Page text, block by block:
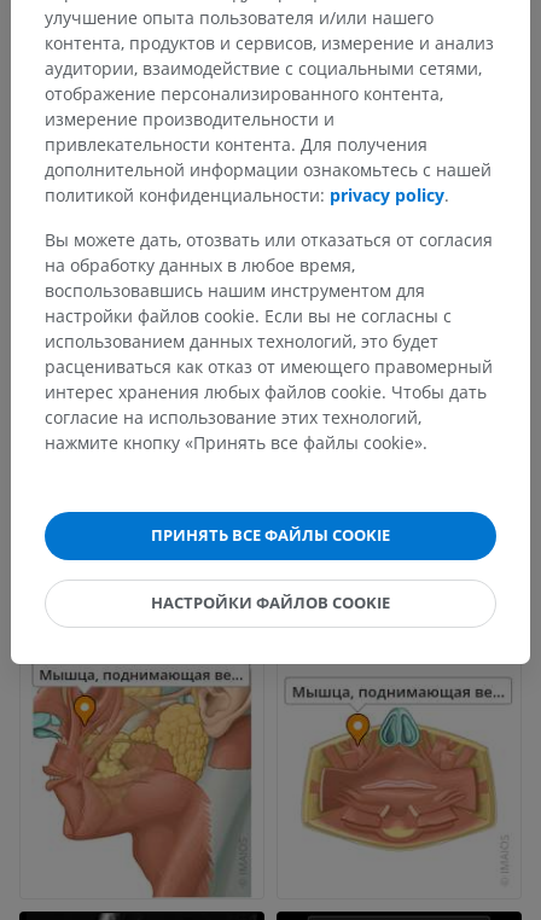
улучшение опыта пользователя и/или нашего
контента, продуктов и сервисов, измерение и анализ
аудитории, взаимодействие с социальными сетями,
отображение персонализированного контента,
измерение производительности и
привлекательности контента. Для получения
дополнительной информации ознакомьтесь с нашей
политикой конфиденциальности: privacy policy.
Вы можете дать, отозвать или отказаться от согласия
на обработку данных в любое время,
воспользовавшись нашим инструментом для
настройки файлов cookie. Если вы не согласны с
использованием данных технологий, это будет
расцениваться как отказ от имеющего правомерный
интерес хранения любых файлов cookie. Чтобы дать
согласие на использование этих технологий,
нажмите кнопку «Принять все файлы cookie».
ПРИНЯТЬ ВСЕ ФАЙЛЫ COOKIE
НАСТРОЙКИ ФАЙЛОВ COOKIE